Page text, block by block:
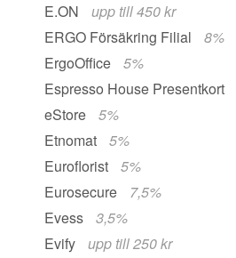
E.ON
upp till 450 kr
ERGO Försäkring Filial
8%
ErgoOffice
5%
Espresso House Presentkort
eStore
5%
Etnomat
5%
Euroflorist
5%
Eurosecure
7,5%
Evess
3,5%
Evify
upp till 250 kr